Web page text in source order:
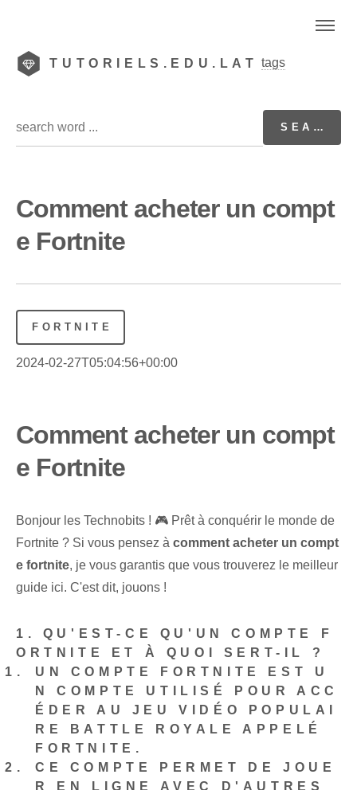
TUTORIELS.EDU.LAT tags
Comment acheter un compt
e Fortnite
FORTNITE
2024-02-27T05:04:56+00:00
Comment acheter un compt
e Fortnite
Bonjour les Technobits ! 🎮 Prêt à conquérir le monde de
Fortnite ? Si vous pensez à comment acheter un compt
e fortnite, je vous garantis que vous trouverez le meilleur
guide ici. C'est dit, jouons !
1. QU'EST-CE QU'UN COMPTE F
ORTNITE ET À QUOI SERT-IL ?
UN COMPTE FORTNITE EST U
N COMPTE UTILISÉ POUR ACC
ÉDER AU JEU VIDÉO POPULAI
RE BATTLE ROYALE APPELÉ
FORTNITE.
CE COMPTE PERMET DE JOUE
R EN LIGNE AVEC D'AUTRES